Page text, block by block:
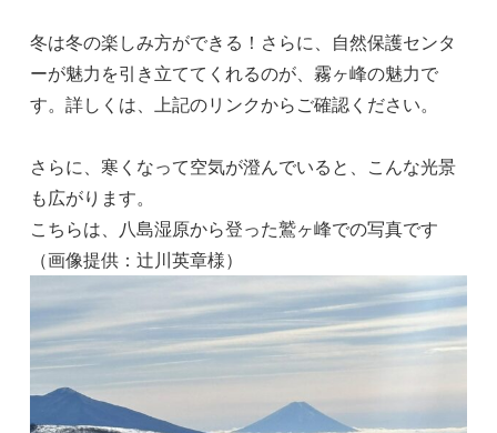
冬は冬の楽しみ方ができる！さらに、自然保護センタ
ーが魅力を引き立ててくれるのが、霧ヶ峰の魅力で
す。詳しくは、上記のリンクからご確認ください。
さらに、寒くなって空気が澄んでいると、こんな光景
も広がります。
こちらは、八島湿原から登った鷲ヶ峰での写真です
（画像提供：辻川英章様）